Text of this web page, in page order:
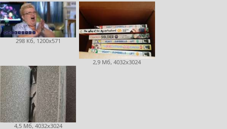
298 Кб, 1200x571
2,9 Мб, 4032x3024
4,5 Мб, 4032x3024